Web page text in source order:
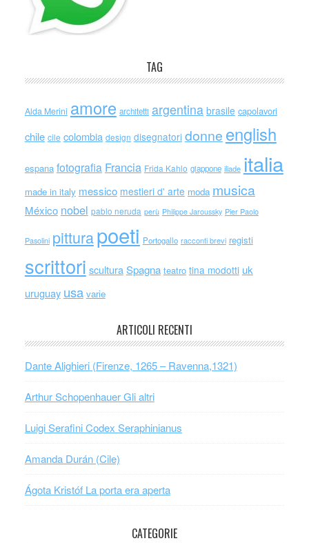
TAG
Alda Merini amore architetti argentina brasile capolavori
chile cile colombia design disegnatori donne english
espana fotografia Francia Frida Kahlo giappone iliade italia
made in italy messico mestieri d' arte moda musica
México nobel pablo neruda perù Philippe Jaroussky Pier Paolo
Pasolini pitturapoeti Portogallo racconti brevi registi
scrittori sculturaSpagna teatro tina modotti uk
uruguay usa varie
ARTICOLI RECENTI
Dante Alighieri (Firenze, 1265 – Ravenna,1321)
Arthur Schopenhauer Gli altri
Luigi Serafini Codex Seraphinianus
Amanda Durán (Cile)
Ágota Kristóf La porta era aperta
CATEGORIE